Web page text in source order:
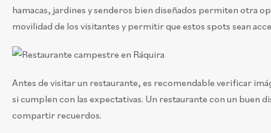
hamacas, jardines y senderos bien diseñados permiten otra
movilidad de los visitantes y permitir que estos spots sean
Antes de visitar un restaurante, es recomendable verificar
si cumplen con las expectativas. Un restaurante con un buen
compartir recuerdos.